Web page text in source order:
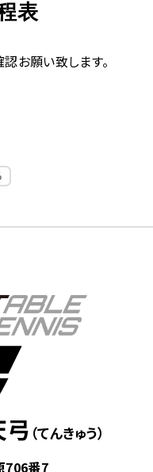
表
お願い致します。
弓 （てんきゅう）
706番7